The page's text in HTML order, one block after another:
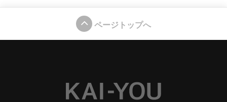
ページトップへ